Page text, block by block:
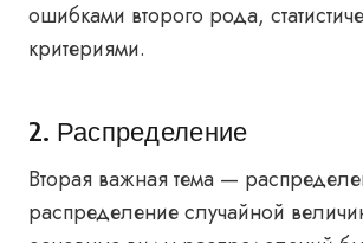
ошибками второго рода,
критериями.
2. Распределение
Вторая важная тема —
распределение случайной